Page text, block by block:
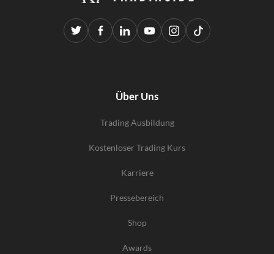
Über Uns
Trading Ausbildung
Kostenloser Trading Kurs
Karriere
Pressebereich
Shop
Awards